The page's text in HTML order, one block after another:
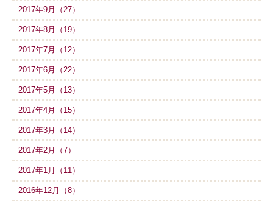
2017年9月（27）
2017年8月（19）
2017年7月（12）
2017年6月（22）
2017年5月（13）
2017年4月（15）
2017年3月（14）
2017年2月（7）
2017年1月（11）
2016年12月（8）